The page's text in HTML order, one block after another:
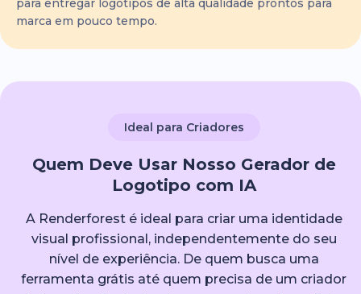
para entregar logotipos de alta qualidade prontos para
marca em pouco tempo.
Ideal para Criadores
Quem Deve Usar Nosso Gerador de
Logotipo com IA
A Renderforest é ideal para criar uma identidade
visual profissional, independentemente do seu
nível de experiência. De quem busca uma
ferramenta grátis até quem precisa de um criador